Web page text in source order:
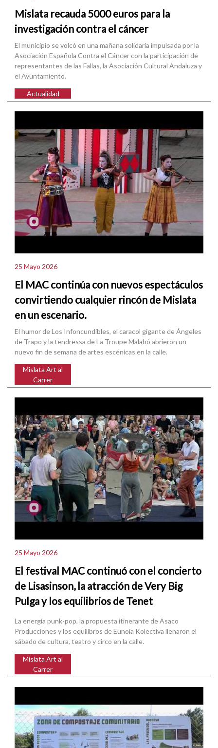
Mislata recauda 5000 euros para la
investigación contra el cáncer
El municipio se volcó en una mañana solidaria impulsada por la
Asociación Española Contra el Cáncer con la participación de
representantes de las Fallas, la Asociación Cultural Andaluza y
el Ayuntamiento.
Actualidad
25 Mayo 2026
El MAC continúa con nuevos espectáculos
convirtiendo cualquier rincón de Mislata
en un escenario.
El humor de Los Infoncundibles, el caracol gigante de Ángeles
de Trapo y la tendressa de La Troupe Malabó abrieron un
nuevo fin de semana de artes escénicas en la calle.
Mislata Art al
Carrer
25 Mayo 2026
El festival MAC continuó con el concierto
de Lisasinson, la atracción de Very Big
Pulga y los equilibrios de Tenet
La energía punk-pop, la propuesta itinerante de Asaco
Producciones y los equilibros de Eunoia Kolectiva llenaron el
sábado de cultura, teatro y circo en la calle.
Mislata Art al
Carrer